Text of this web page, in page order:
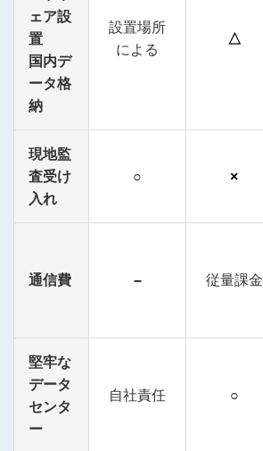
ェア設
置
国内デ
ータ格
納
設置場所
による
△
現地監
査受け
入れ
○ ×
通信費 – 従量課金
堅牢な
データ
センタ
ー
自社責任 ○